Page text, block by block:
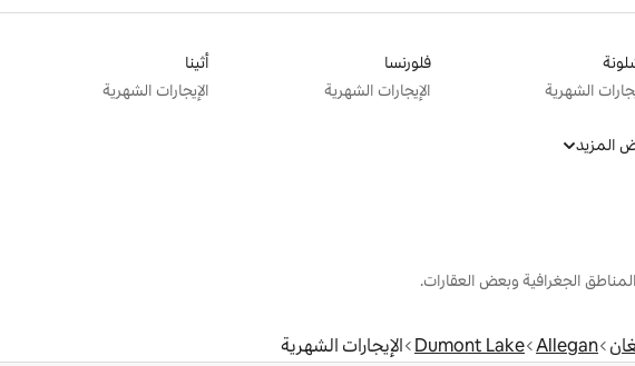
الشهرية
فلورنسا
الإيجارات الشهرية
أثينا
الإيجارات الشهرية
المزيد
الجغرافية وبعض العقارات.
Allegan
Dumont Lake الإيجارات الشهرية